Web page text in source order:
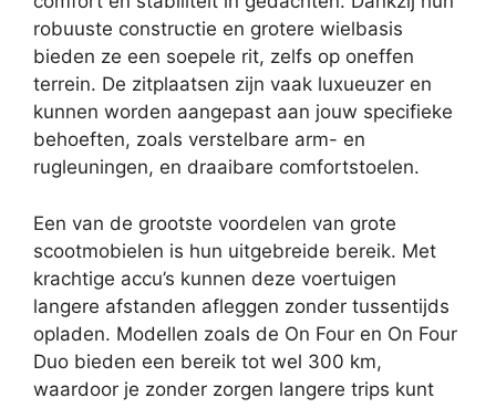
robuuste constructie en grotere wielbasis
bieden ze een soepele rit, zelfs op oneffen
terrein. De zitplaatsen zijn vaak luxueuzer en
kunnen worden aangepast aan jouw specifieke
behoeften, zoals verstelbare arm- en
rugleuningen, en draaibare comfortstoelen.
Een van de grootste voordelen van grote
scootmobielen is hun uitgebreide bereik. Met
krachtige accu’s kunnen deze voertuigen
langere afstanden afleggen zonder tussentijds
opladen. Modellen zoals de On Four en On Four
Duo bieden een bereik tot wel 300 km,
waardoor je zonder zorgen langere trips kunt